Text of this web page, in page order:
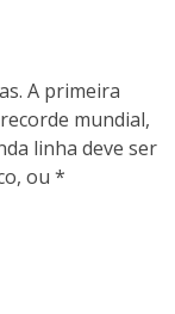
A primeira
mundial,
linha deve ser
ou *